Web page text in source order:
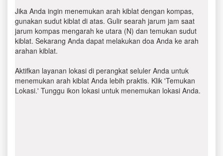
Jika Anda ingin menemukan arah kiblat dengan kompas,
gunakan sudut kiblat di atas. Gulir searah jarum jam saat
jarum kompas mengarah ke utara (N) dan temukan sudut
kiblat. Sekarang Anda dapat melakukan doa Anda ke arah
arahan kiblat.
Aktifkan layanan lokasi di perangkat seluler Anda untuk
menemukan arah kiblat Anda lebih praktis. Klik 'Temukan
Lokasi.' Tunggu ikon lokasi untuk menemukan lokasi Anda.